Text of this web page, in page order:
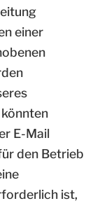
einer
E-Mail
den Betrieb
ist,